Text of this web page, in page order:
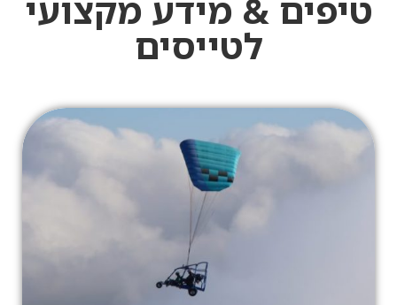
טיפים & מידע מקצועי
לטייסים